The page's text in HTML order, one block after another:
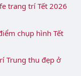
trang trí Tết 2026
chụp hình Tết
Trung thu đẹp ở